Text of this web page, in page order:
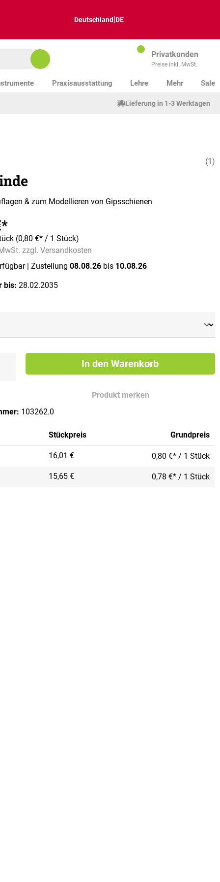
Deutschland|DE
Privatkunden
Preise inkl. MwSt.
Praxisausstattung Lehre Mehr Sale
Lieferung in 1-3 Werktagen
(1)
& zum Modellieren von Gipsschienen
(0,80 €* / 1 Stück)
zzgl. Versandkosten
| Zustellung08.08.26 bis 10.08.26
bis: 28.02.2035
In den Warenkorb
Produkt merken
103262.0
Stückpreis Grundpreis
16,01 € 0,80 €* / 1 Stück
15,65 € 0,78 €* / 1 Stück